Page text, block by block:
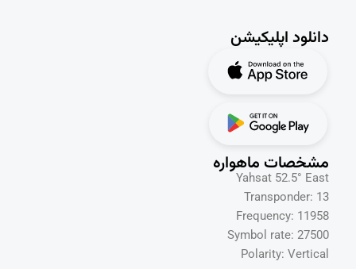
دانلود اپلیکیشن
مشخصات ماهواره
Yahsat 52.5° East
Transponder: 13
Frequency: 11958
Symbol rate: 27500
Polarity: Vertical